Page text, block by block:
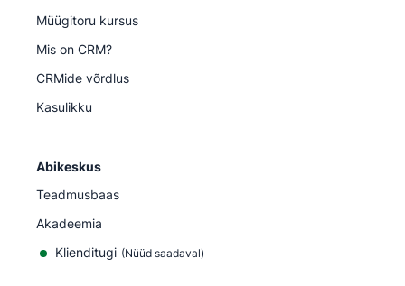
Müügitoru kursus
Mis on CRM?
CRMide võrdlus
Kasulikku
Abikeskus
Teadmusbaas
Akadeemia
Klienditugi (Nüüd saadaval)